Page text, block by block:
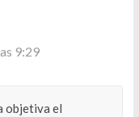
9:29
objetiva el